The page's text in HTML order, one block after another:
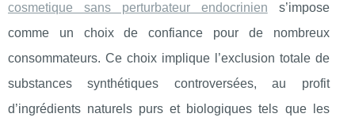
cosmetique sans perturbateur endocrinien s’impose
comme un choix deconfiance pour de nombreux
consommateurs. Ce choix implique l’exclusion totale de
substances synthétiques controversées, au profit
d’ingrédients naturels purs et biologiques tels que les